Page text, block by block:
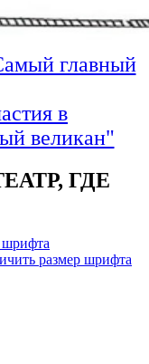
главный
в
великан"
ГДЕ
шрифта
размер шрифта